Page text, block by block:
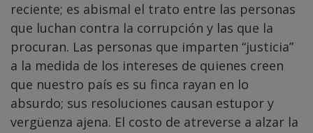
reciente; es abismal el trato entre las personas
que luchan contra la corrupción y las que la
procuran. Las personas que imparten “justicia”
a la medida de los intereses de quienes creen
que nuestro país es su finca rayan en lo
absurdo; sus resoluciones causan estupor y
vergüenza ajena. El costo de atreverse a alzar la